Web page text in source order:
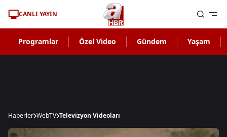
CANLI YAYIN
Programlar Özel Video Gündem Yaşam
Haberler WebTV Televizyon Videoları